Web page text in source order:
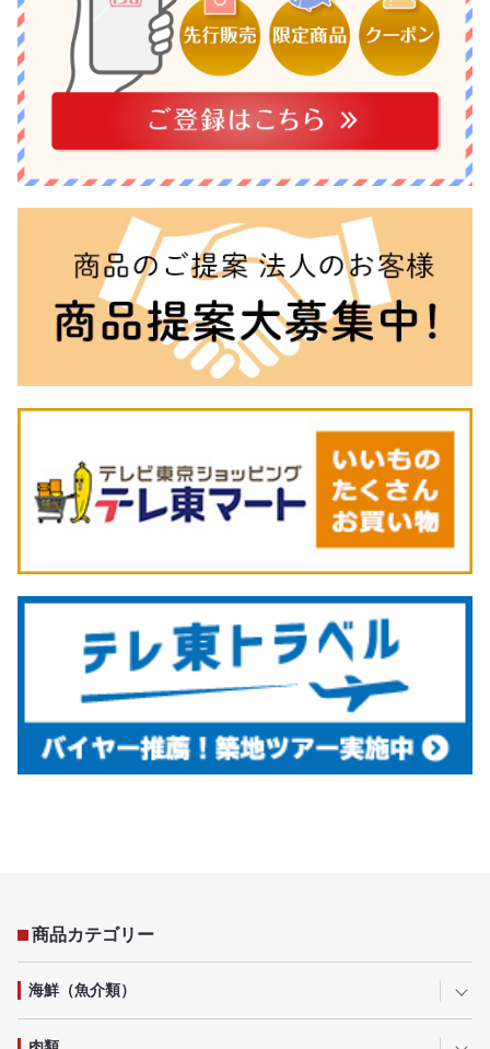
商品カテゴリー
海鮮（魚介類）